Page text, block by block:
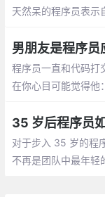
天然呆的程序员表示
男朋友是程序员
程序员一直和代码打
在你心目可能觉得他
相处呢，需要你应该
35 岁后程序员
对于步入 35 岁的程
不再是团队中最年轻